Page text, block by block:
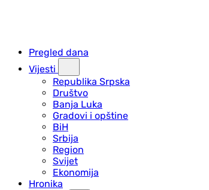
Pregled dana
Vijesti
Republika Srpska
Društvo
Banja Luka
Gradovi i opštine
BiH
Srbija
Region
Svijet
Ekonomija
Hronika